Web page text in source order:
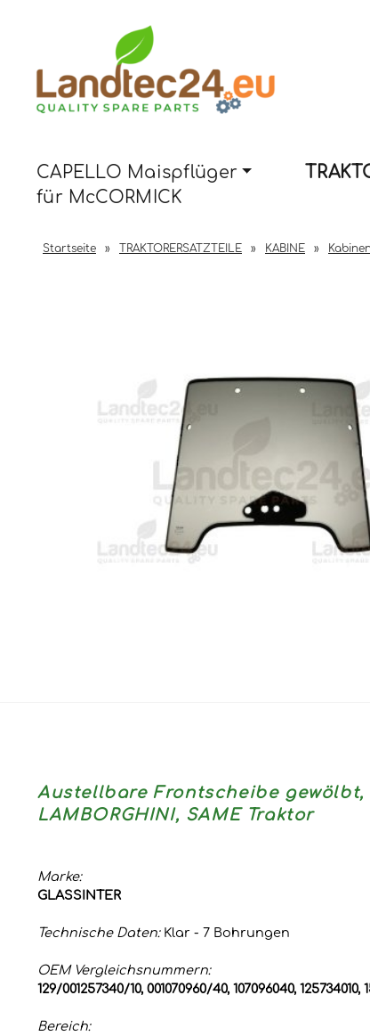
CAPELLO Maispflüger
für McCORMICK
Startseite » TRAKTORERSATZTEILE » KABINE »
Austellbare Frontscheibe gewölbt,
LAMBORGHINI, SAME Traktor
Marke:
GLASSINTER
Technische Daten:Klar - 7 Bohrungen
OEM Vergleichsnummern:
129/001257340/10, 001070960/40, 107096040, 125734010,
Bereich: